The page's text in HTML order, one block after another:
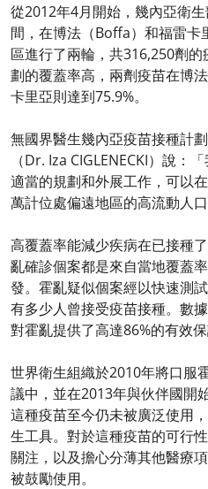
從2012年4月開始，幾內亞衛
間，在博法（Boffa）和福雷
區進行了兩輪，共316,250劑
劃的覆蓋率高，兩劑疫苗在博
卡里亞則達到75.9%。
無國界醫生幾內亞疫苗接種計
（Dr. Iza CIGLENECKI）說：
適當的規劃和外展工作，可以
萬計位處偏遠地區的高流動人口
高覆蓋率能減少疾病在已接種
亂確診個案都是來自當地覆蓋
發。霍亂疑似個案經以快速測
有多少人曾接受疫苗接種。數
對霍亂提供了高達86%的有效保
世界衛生組織於2010年將口服
議中，並在2013年與伙伴國開
這種疫苗至今仍未被廣泛使用
生工具。對於這種疫苗的可行
關注，以及擔心分薄其他醫療
被鼓勵使用。